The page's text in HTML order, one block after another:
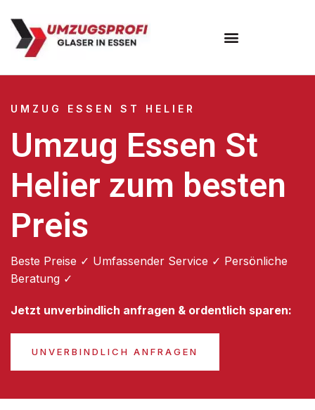
UMZUG ESSEN ST HELIER
Umzug Essen St
Helier zum besten
Preis
Beste Preise ✓ Umfassender Service ✓ Persönliche
Beratung ✓
Jetzt unverbindlich anfragen & ordentlich sparen:
UNVERBINDLICH ANFRAGEN